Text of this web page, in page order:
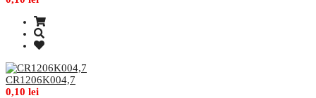
CR1206K004,7
0,10 lei